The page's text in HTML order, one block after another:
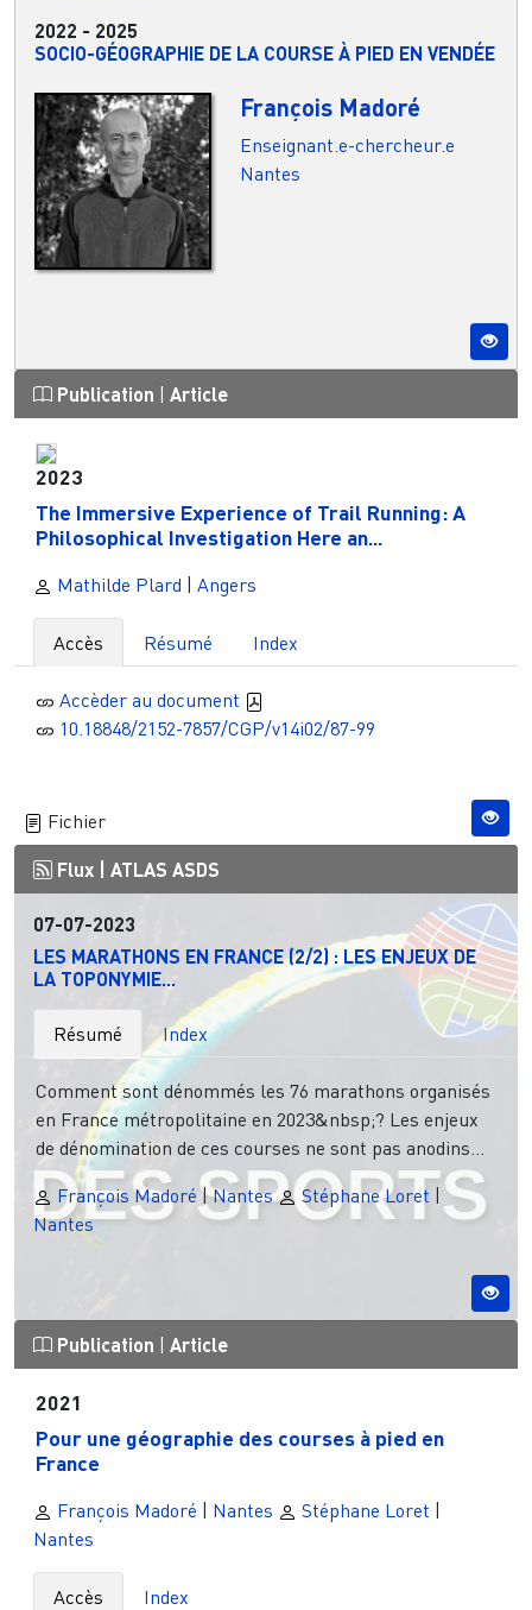
2022 - 2025
SOCIO-GÉOGRAPHIE DE LA COURSE À PIED EN VENDÉE
François Madoré
Enseignant.e-chercheur.e
Nantes
Publication Article
2023
The Immersive Experience of Trail Running: A
Philosophical Investigation Here an...
Mathilde Plard Angers
Accès Résumé Index
Accèder au document
10.18848/2152-7857/CGP/v14i02/87-99
Fichier
Flux | ATLAS ASDS
07-07-2023
LES MARATHONS EN FRANCE (2/2) : LES ENJEUX DE
LA TOPONYMIE...
Résumé Index
Comment sont dénommés les 76 marathons organisés
en France métropolitaine en 2023&nbsp;? Les enjeux
de dénomination de ces courses ne sont pas anodins...
François Madoré |Nantes Stéphane Loret
Nantes
Publication Article
2021
Pour une géographie des courses à pied en
France
François Madoré | Nantes Stéphane Loret |
Nantes
Accès Index